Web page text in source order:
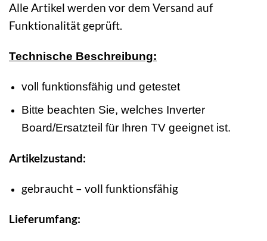
Alle Artikel werden vor dem Versand auf
Funktionalität geprüft.
Technische Beschreibung:
voll funktionsfähig und getestet
Bitte beachten Sie, welches Inverter
Board/Ersatzteil für Ihren TV geeignet ist.
Artikelzustand:
gebraucht – voll funktionsfähig
Lieferumfang: